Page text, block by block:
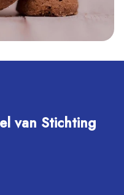
van Stichting